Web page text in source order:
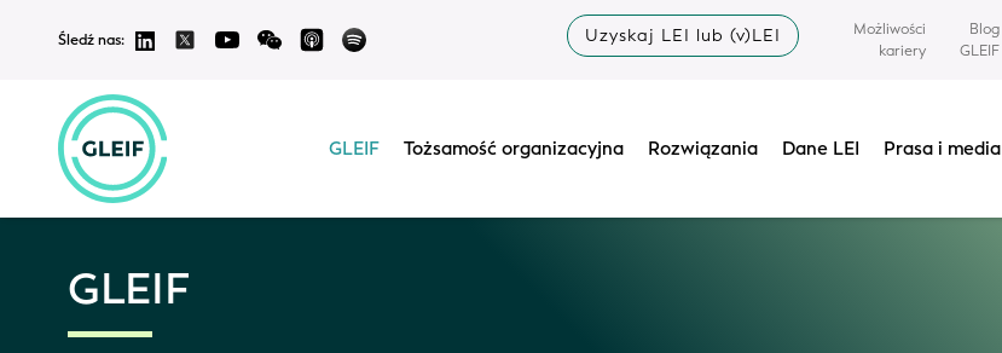
Śledź nas: Uzyskaj LEI lub (v)LEI
Możliwości
kariery
Blog
GLEIF
GLEIF Tożsamość organizacyjna Rozwiązania Dane LEI Prasa i media
GLEIF